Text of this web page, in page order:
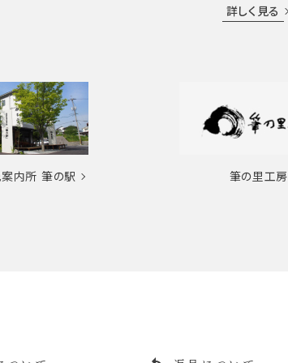
詳しく見る
内所 筆の駅 筆の里工房